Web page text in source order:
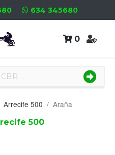
634 345680
0
Arrecife 500 Araña
500